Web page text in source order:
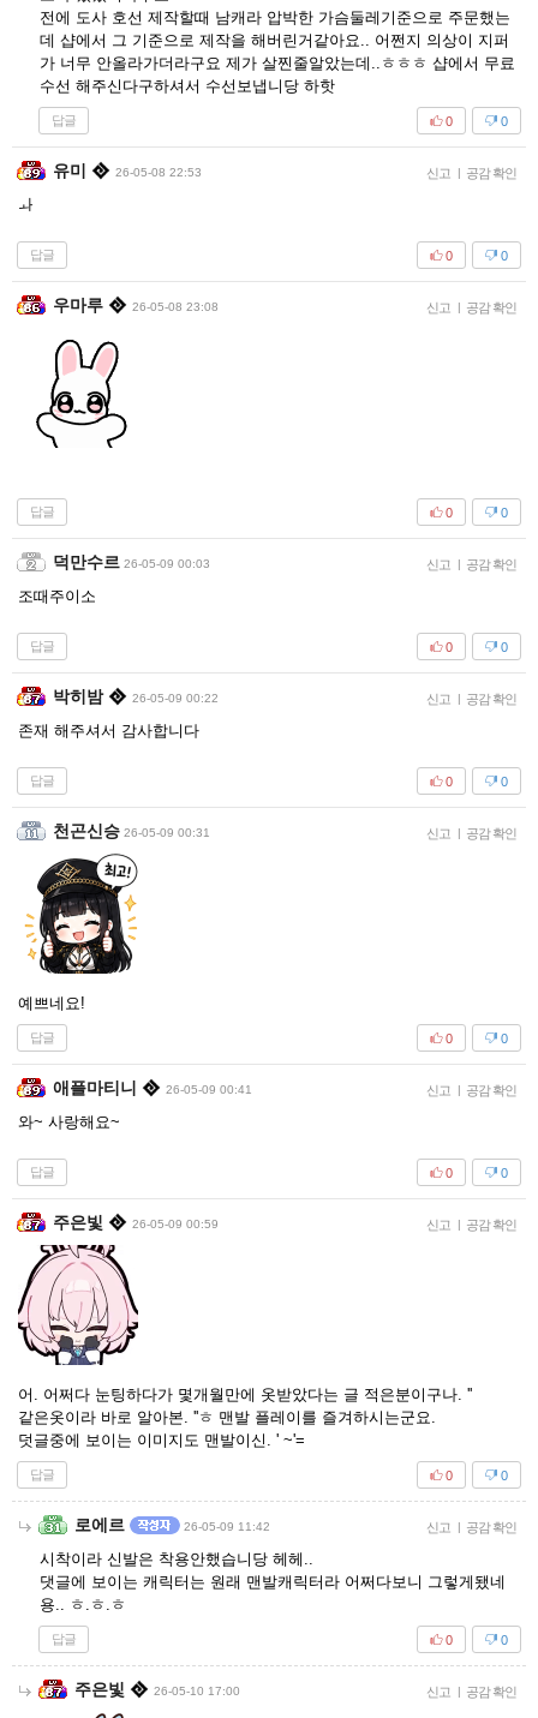
전에 도사 호선 제작할때 남캐라 압박한 가슴둘레기준으로 주문했는
데 샵에서 그 기준으로 제작을 해버린거같아요.. 어쩐지 의상이 지퍼
가 너무 안올라가더라구요 제가 살찐줄알았는데..ㅎㅎㅎ 샵에서 무료
수선 해주신다구하셔서 수선보냅니당 하핫
답글 0
0
유미 26-05-08 22:53 신고 공감 확인
ㅘ
답글 0
0
우마루 26-05-08 23:08 신고 공감 확인
답글 0
0
덕만수르 26-05-09 00:03 신고 공감 확인
조때주이소
답글 0
0
박히밤 26-05-09 00:22 신고 공감 확인
존재 해주셔서 감사합니다
답글 0
0
천곤신승 26-05-09 00:31 신고 공감 확인
예쁘네요!
답글 0
0
애플마티니 26-05-09 00:41 신고 공감 확인
와~ 사랑해요~
답글 0
0
주은빛 26-05-09 00:59 신고 공감 확인
어. 어쩌다 눈팅하다가 몇개월만에 옷받았다는 글 적은분이구나. ''
같은옷이라 바로 알아본. ''ㅎ 맨발 플레이를 즐겨하시는군요.
덧글중에 보이는 이미지도 맨발이신. ' ~'=
답글 0
0
로에르 26-05-09 11:42 신고 공감 확인
시착이라 신발은 착용안했습니당 헤헤..
댓글에 보이는 캐릭터는 원래 맨발캐릭터라 어쩌다보니 그렇게됐네
용.. ㅎ.ㅎ.ㅎ
답글 0
0
주은빛 26-05-10 17:00 신고 공감 확인